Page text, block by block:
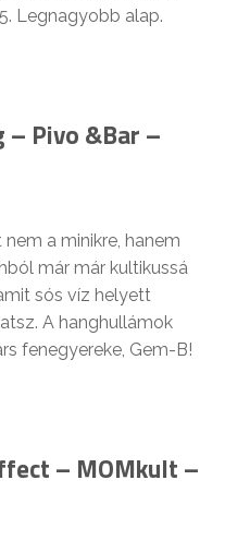
Legnagyobb alap.
– Pivo &Bar –
a minikre, hanem
már már kultikussá
sós víz helyett
A hanghullámok
fenegyereke, Gem-B!
– MOMkult –